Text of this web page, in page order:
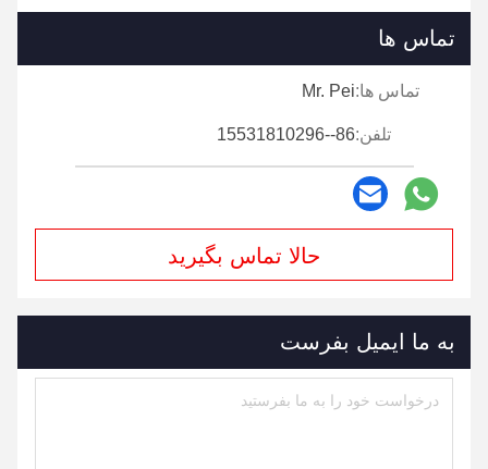
کردیم.در سال 2017.
تماس ها
تماس ها:Mr. Pei
تلفن:86--15531810296
حالا تماس بگیرید